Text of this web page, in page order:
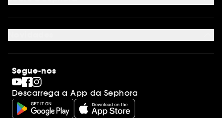
Cartão oferta empresas
Site Map
Juntar Sephora
Sephora Prize 2026
Internacional
Descobrir a Sephora
Código promocional Sephora
Saldos
Dia dos Namorados
Dia do Pai
Dia da Mãe
Calendários do Advento
Singles' Day
Segue-nos
Descarrega a App da Sephora